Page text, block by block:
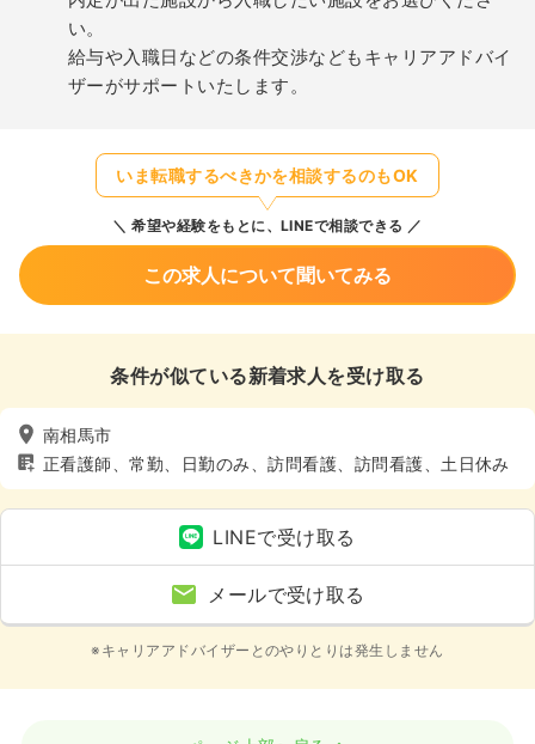
い。
給与や入職日などの条件交渉などもキャリアアドバイ
ザーがサポートいたします。
いま転職するべきかを相談するのもOK
希望や経験をもとに、LINEで相談できる
この求人について聞いてみる
条件が似ている新着求人を受け取る
南相馬市
正看護師、常勤、日勤のみ、訪問看護、訪問看護、土日休み
LINEで受け取る
メールで受け取る
※キャリアアドバイザーとのやりとりは発生しません